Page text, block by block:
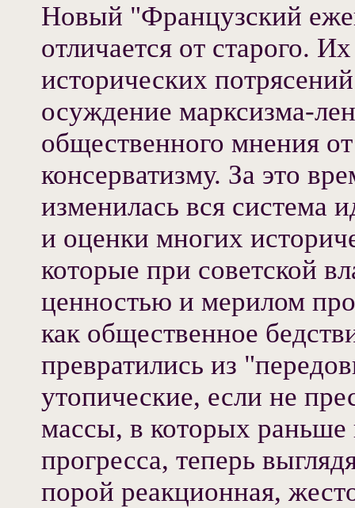
Новый "Французский
отличается от старого.
исторических
осуждение марксизма-
общественного мнения
консерватизму. За это
изменилась вся система
и оценки многих
которые при советской
ценностью и мерилом
как общественное
превратились из
утопические, если не
массы, в которых раньше
прогресса, теперь
порой реакционная,